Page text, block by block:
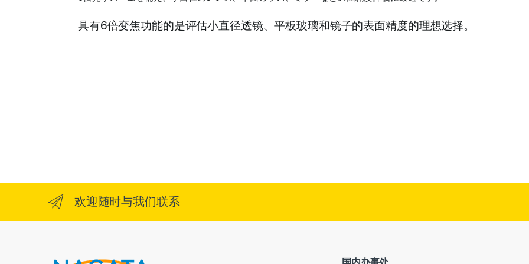
具有6倍变焦功能的是评估小直径透镜、平板玻璃和镜子的表面精度的理想选择。
欢迎随时与我们联系